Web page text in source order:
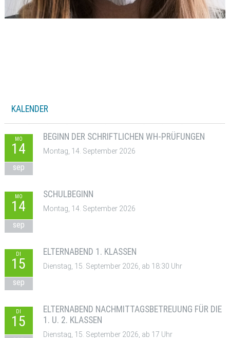
KALENDER
MO
14
sep
BEGINN DER SCHRIFTLICHEN WH-PRÜFUNGEN
Montag, 14. September 2026
MO
14
sep
SCHULBEGINN
Montag, 14. September 2026
DI
15
sep
ELTERNABEND 1. KLASSEN
Dienstag, 15. September 2026, ab 18:30 Uhr
DI
15
ELTERNABEND NACHMITTAGSBETREUUNG FÜR DIE
1. U. 2. KLASSEN
Dienstag, 15. September 2026, ab 17 Uhr